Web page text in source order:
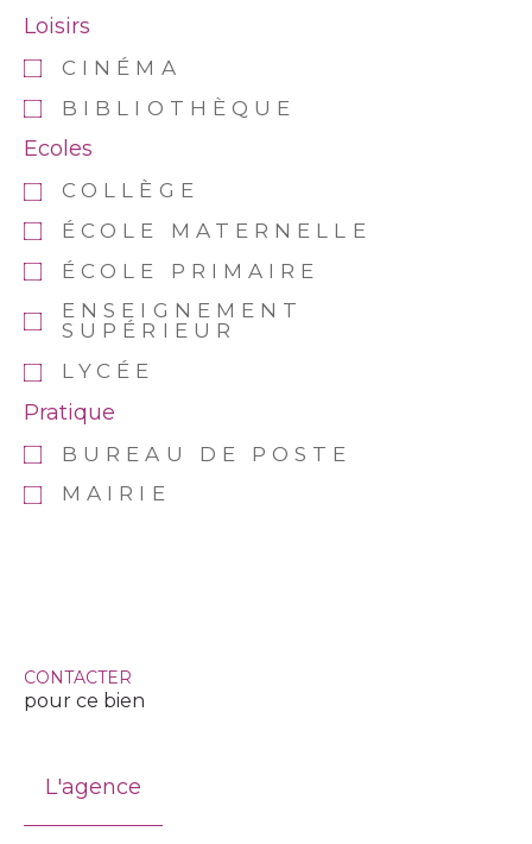
Loisirs
CINÉMA
BIBLIOTHÈQUE
Ecoles
COLLÈGE
ÉCOLE MATERNELLE
ÉCOLE PRIMAIRE
ENSEIGNEMENT
SUPÉRIEUR
LYCÉE
Pratique
BUREAU DE POSTE
MAIRIE
CONTACTER
pour ce bien
L'agence